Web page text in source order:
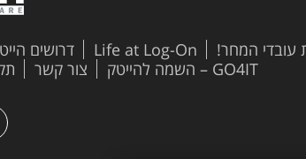
עובדי המחר! Life at Log-On דרושים
GO4IT – השמה להייטק
צור קשר